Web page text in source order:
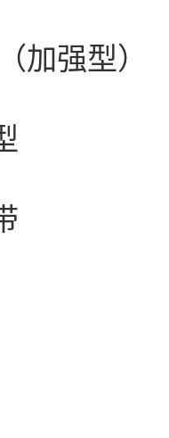
加强型）